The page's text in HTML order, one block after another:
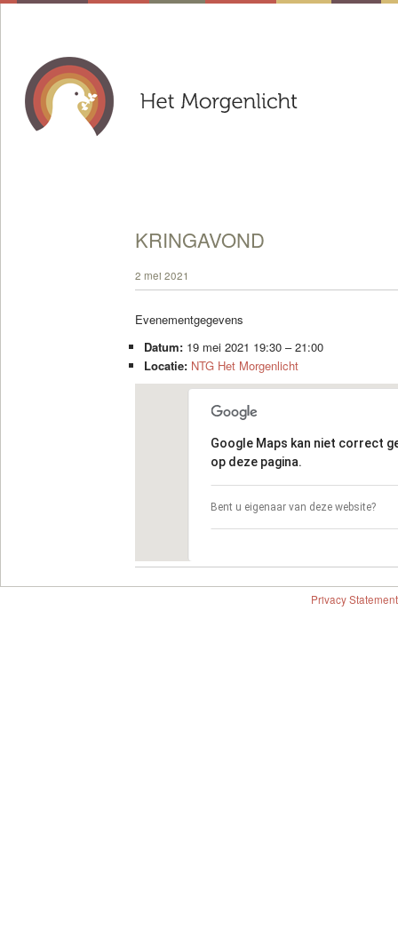
KRINGAVOND
2 mei 2021
Evenementgegevens
Datum: 19 mei 2021 19:30–21:00
Locatie: NTG Het Morgenlicht
Google Maps kan niet correct
op deze pagina.
Bent u eigenaar van deze website?
Privacy Statement